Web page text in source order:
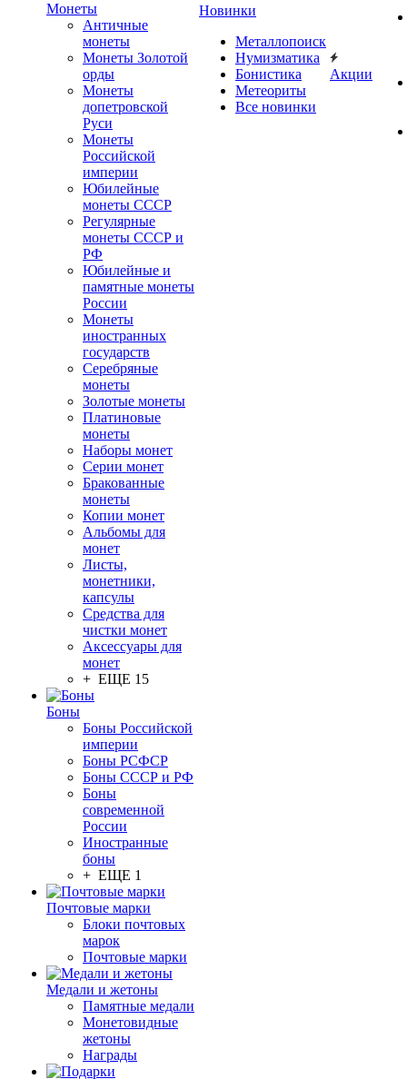
Монеты
Античные
монеты
Монеты Золотой
орды
Монеты
допетровской
Руси
Монеты
Российской
империи
Юбилейные
монеты СССР
Регулярные
монеты СССР и
РФ
Юбилейные и
памятные монеты
России
Монеты
иностранных
государств
Серебряные
монеты
Золотые монеты
Платиновые
монеты
Наборы монет
Серии монет
Бракованные
монеты
Копии монет
Альбомы для
монет
Листы,
монетники,
капсулы
Средства для
чистки монет
Аксессуары для
монет
+ ЕЩЕ 15
Боны
Боны Российской
империи
Боны РСФСР
Боны СССР и РФ
Боны
современной
России
Иностранные
боны
+ ЕЩЕ 1
Почтовые марки
Блоки почтовых
марок
Почтовые марки
Медали и жетоны
Памятные медали
Монетовидные
жетоны
Награды
Новинки
Металлопоиск
Нумизматика
Бонистика
Метеориты
Все новинки
Акции